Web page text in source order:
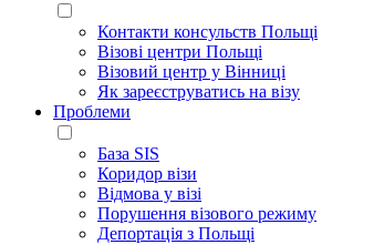
Контакти консульств Польщі
Візові центри Польщі
Візовий центр у Вінниці
Як зареєструватись на візу
Проблеми
База SIS
Коридор візи
Відмова у візі
Порушення візового режиму
Депортація з Польщі